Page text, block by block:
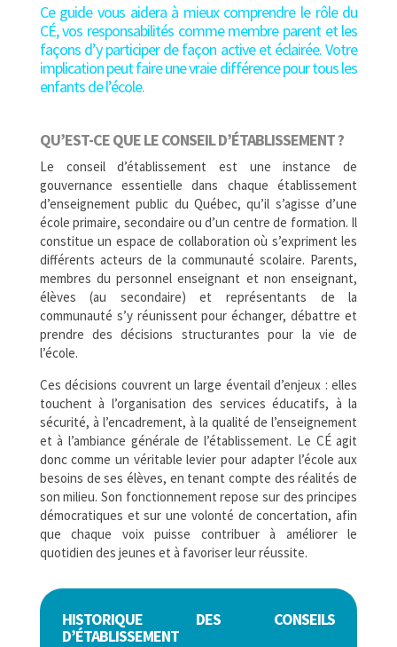
Ce guide vous aidera à mieux comprendre le rôle du
CÉ, vos responsabilités comme membre parent et les
façons d’y participer de façon active et éclairée. Votre
implication peut faire une vraie différence pour tous les
enfants de l’école.
QU’EST-CE QUE LE CONSEIL D’ÉTABLISSEMENT ?
Le conseil d’établissement est une instance de
gouvernance essentielle dans chaque établissement
d’enseignement public du Québec, qu’il s’agisse d’une
école primaire, secondaire ou d’un centre de formation. Il
constitue un espace de collaboration où s’expriment les
différents acteurs de la communauté scolaire. Parents,
membres du personnel enseignant et non enseignant,
élèves (au secondaire) et représentants de la
communauté s’y réunissent pour échanger, débattre et
prendre des décisions structurantes pour la vie de
l’école.
Ces décisions couvrent un large éventail d’enjeux : elles
touchent à l’organisation des services éducatifs, à la
sécurité, à l’encadrement, à la qualité de l’enseignement
et à l’ambiance générale de l’établissement. Le CÉ agit
donc comme un véritable levier pour adapter l’école aux
besoins de ses élèves, en tenant compte des réalités de
son milieu. Son fonctionnement repose sur des principes
démocratiques et sur une volonté de concertation, afin
que chaque voix puisse contribuer à améliorer le
quotidien des jeunes et à favoriser leur réussite.
HISTORIQUE DES CONSEILS
D’ÉTABLISSEMENT